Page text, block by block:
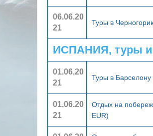
06.06.20
21
Туры в
ИСПАНИЯ, туры
01.06.20
21
Туры в Барселону
01.06.20
21
Отдых на
EUR)